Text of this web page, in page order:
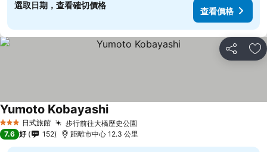
選取日期，查看確切價格
查看價格
分享 放
3 星級 日式旅館 步行前往大橋歷史公園
Yumoto Kobayashi查看價格
7.6 好 152 距離市中心 12.3 公里